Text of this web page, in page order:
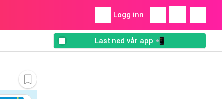
Logg inn
Last ned vår app 📲